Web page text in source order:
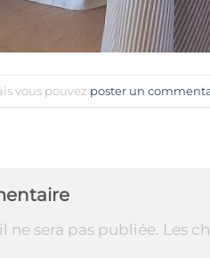
vous pouvez poster un
ne sera pas publiée. Les